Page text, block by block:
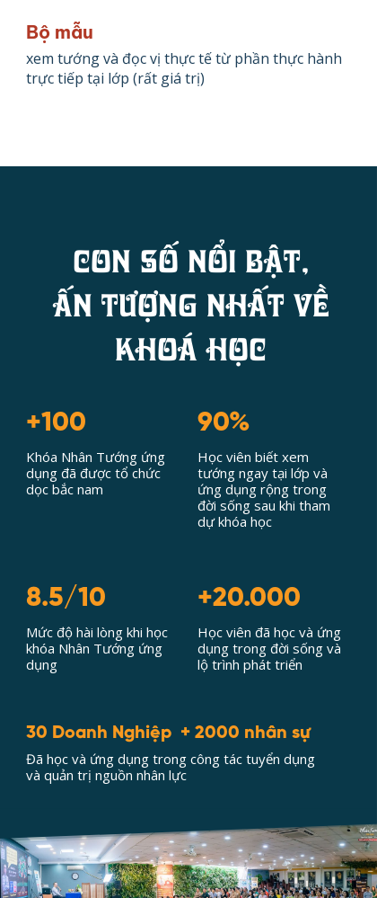
Bộ mẫu
xem tướng và đọc vị thực tế từ phần thực hành
trực tiếp tại lớp (rất giá trị)
con số nổi bật,
ấn tượng nhất về
khoá học
+100
Khóa Nhân Tướng ứng
dụng đã được tổ chức
dọc bắc nam
+20.000
Học viên đã học và ứng
dụng trong đời sống và
lộ trình phát triển
30 Doanh Nghiệp + 2000 nhân sự
Đã học và ứng dụng trong công tác tuyển dụng
và quản trị nguồn nhân lực
8.5/10
Mức độ hài lòng khi học
khóa Nhân Tướng ứng
dụng
90%
Học viên biết xem
tướng ngay tại lớp và
ứng dụng rộng trong
đời sống sau khi tham
dự khóa học